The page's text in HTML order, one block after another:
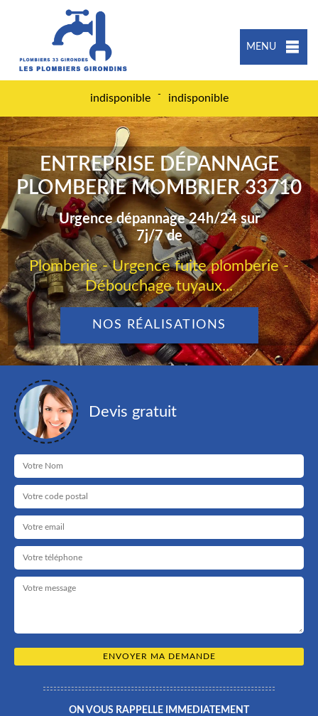
MENU
indisponible - indisponible
ENTREPRISE DÉPANNAGE
PLOMBERIE MOMBRIER 33710
Urgence dépannage 24h/24 sur
7j/7 de
Plomberie - Urgence fuite plomberie -
Débouchage tuyaux...
NOS RÉALISATIONS
Devis gratuit
ON VOUS RAPPELLE IMMEDIATEMENT